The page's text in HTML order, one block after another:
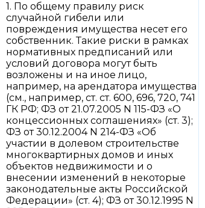
1. По общему правилу риск
случайной гибели или
повреждения имущества несет его
собственник. Такие риски в рамках
нормативных предписаний или
условий договора могут быть
возложены и на иное лицо,
например, на арендатора имущества
(см., например, ст. ст. 600, 696, 720, 741
ГК РФ; ФЗ от 21.07.2005 N 115-ФЗ «О
концессионных соглашениях» (ст. 3);
ФЗ от 30.12.2004 N 214-ФЗ «Об
участии в долевом строительстве
многоквартирных домов и иных
объектов недвижимости и о
внесении изменений в некоторые
законодательные акты Российской
Федерации» (ст. 4); ФЗ от 30.12.1995 N